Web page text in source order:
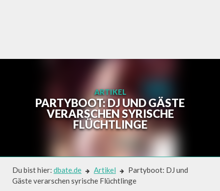
ARTIKEL
PARTYBOOT: DJ UND GÄSTE
VERARSCHEN SYRISCHE
FLÜCHTLINGE
Du bist hier: dbate.de Artikel
Partyboot: DJ und
Gäste verarschen syrische Flüchtlinge